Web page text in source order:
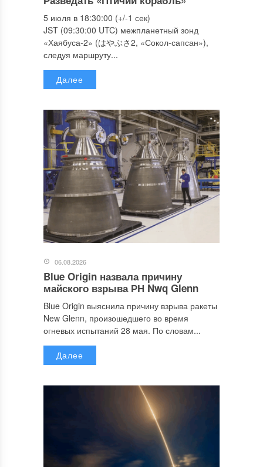
5 июля в 18:30:00 (+/-1 сек)
JST (09:30:00 UTC) межпланетный зонд
«Хаябуса-2» (はやぶさ2, «Сокол-сапсан»),
следуя маршруту...
Далее
06.08.2026
Blue Origin назвала причину
майского взрыва РН Nwq Glenn
Blue Origin выяснила причину взрыва ракеты
New Glenn, произошедшего во время
огневых испытаний 28 мая. По словам...
Далее